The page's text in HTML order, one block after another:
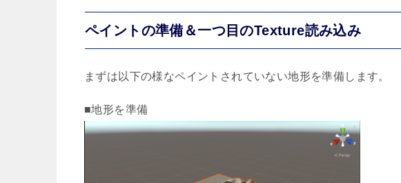
ペイントの準備＆一つ目のTexture読み込み
まずは以下の様なペイントされていない地形を準備します。
■地形を準備